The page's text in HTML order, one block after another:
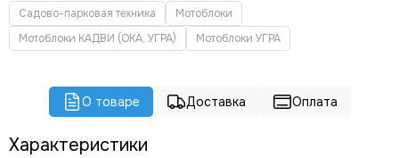
Садово-парковая техника
Мотоблоки
Мотоблоки КАДВИ (ОКА, УГРА)
Мотоблоки УГРА
О товаре Доставка Оплата
Характеристики